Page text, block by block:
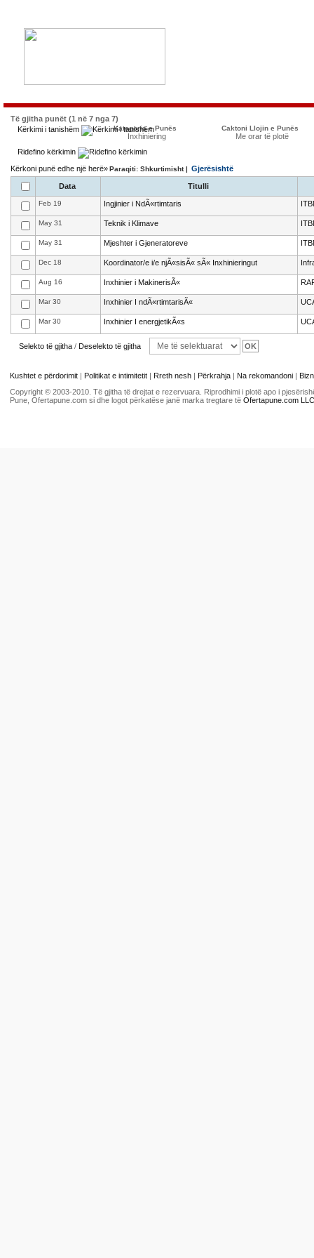
Të gjitha punët (1 në 7 nga 7)
Kërkimi i tanishëm
Kategoria e Punës
Inxhiniering
Caktoni Llojin e Punës
Me orar të plotë
Ridefino kërkimin
Kërkoni punë edhe një herë»Paraqiti: Shkurtimisht | Gjerësishtë
Data Titulli
Feb 19 Ingjinier i NdÃ«rtimtaris
May 31 Teknik i Klimave
May 31 Mjeshter i Gjeneratoreve
Dec 18 Koordinator/e i/e njÃ«sisÃ« sÃ« Inxhinieringut
Aug 16 Inxhinier i MakinerisÃ«
Mar 30 Inxhinier I ndÃ«rtimtarisÃ«
Mar 30 Inxhinier I energjetikÃ«s
Selekto të gjitha / Deselekto të gjitha
Kushtet e përdorimit | Politikat e intimitetit | Rreth nesh | Përkrahja | Na rekomandoni |
Copyright © 2003-2010. Të gjitha të drejtat e rezervuara. Riprodhimi i plotë apo i
Pune, Ofertapune.com si dhe logot përkatëse janë marka tregtare të Ofertapune.com LLC